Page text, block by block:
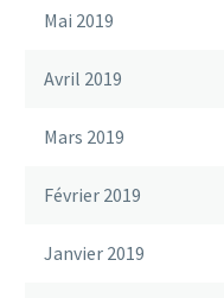
Mai 2019
Avril 2019
Mars 2019
Février 2019
Janvier 2019